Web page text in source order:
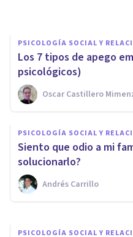
PSICOLOGÍA SOCIAL Y
Los 7 tipos de apego
psicológicos)
Oscar Castillero
PSICOLOGÍA SOCIAL Y
Siento que odio a mi
solucionarlo?
Andrés Carrillo
¿Qué es el
22 señales de
Juan Armando Corbin
PSICOLOGÍA SOCIAL Y